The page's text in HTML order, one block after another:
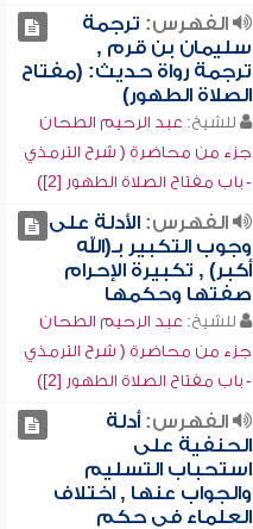
الفهرس: ترجمة
سليمان بن قرم ,
ترجمة رواة حديث: (مفتاح
الصلاة الطهور)
للشيخ: عبد الرحيم الطحان
جزء من محاضرة ( شرح الترمذي
- باب مفتاح الصلاة الطهور [2])
الفهرس:الأدلة على
وجوب التكبير بـ(الله
أكبر) , تكبيرة الإحرام
صفتها وحكمها
للشيخ: عبد الرحيم الطحان
جزء من محاضرة ( شرح الترمذي
- باب مفتاح الصلاة الطهور [2])
الفهرس:أدلة
الحنفية على
استحباب التسليم
والجواب عنها , اختلاف
العلماء في حكم